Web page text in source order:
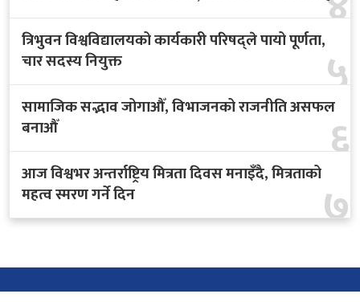
५
त्रिभुवन विश्वविद्यालयको कार्यकारी परिषद्ले पायो पूर्णता,
चार सदस्य नियुक्त
६
सामाजिक सद्भाव जोगाऔँ, विभाजनको राजनीति असफल
बनाऔँ
७
आज विश्वभर अन्तर्राष्ट्रिय मित्रता दिवस मनाइँदै, मित्रताको
महत्व स्मरण गर्ने दिन